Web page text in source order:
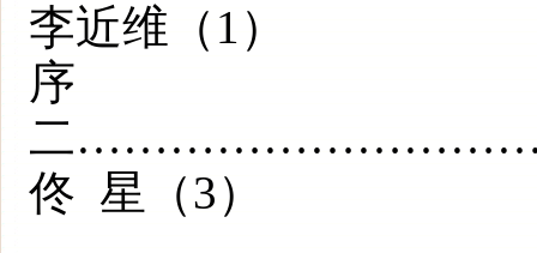
李近维（1）
序
二
佟 星（3）